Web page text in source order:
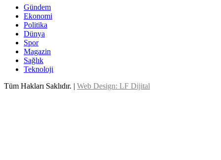
Gündem
Ekonomi
Politika
Dünya
Spor
Magazin
Sağlık
Teknoloji
Tüm Hakları Saklıdır. | Web Design: LF Dijital